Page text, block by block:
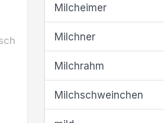
Milcheimer
Milchner
Milchrahm
Milchschweinchen